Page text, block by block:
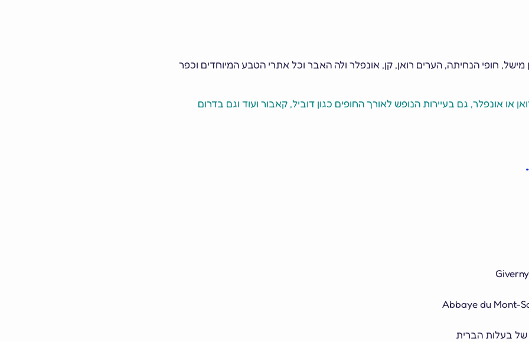
חופי הנחיתה, הערים רואן, קן, אונפלר ולה האבר וכל אתרי הטבע המיוחדים וכפר
או אונפלר, גם בעיירות הנופש לאורך החופים כגון דוביל, קאבור ועוד וגם בדרום
של בעלות הברית